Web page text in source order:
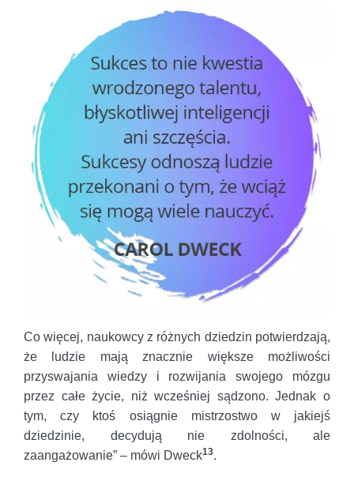
Co więcej, naukowcy z różnych dziedzin potwierdzają,
że ludzie mają znacznie większe możliwości
przyswajania wiedzy i rozwijania swojego mózgu
przez całe życie, niż wcześniej sądzono. Jednak o
tym, czy ktoś osiągnie mistrzostwo w jakiejś
dziedzinie, decydują nie zdolności, ale
zaangażowanie” – mówi Dweck13.